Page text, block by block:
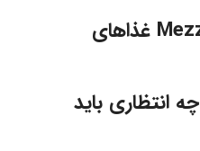
فهرست کتاب آشپزی Mezze غذاهای
از کتاب آشپزی Mezze چه انتظاری باید